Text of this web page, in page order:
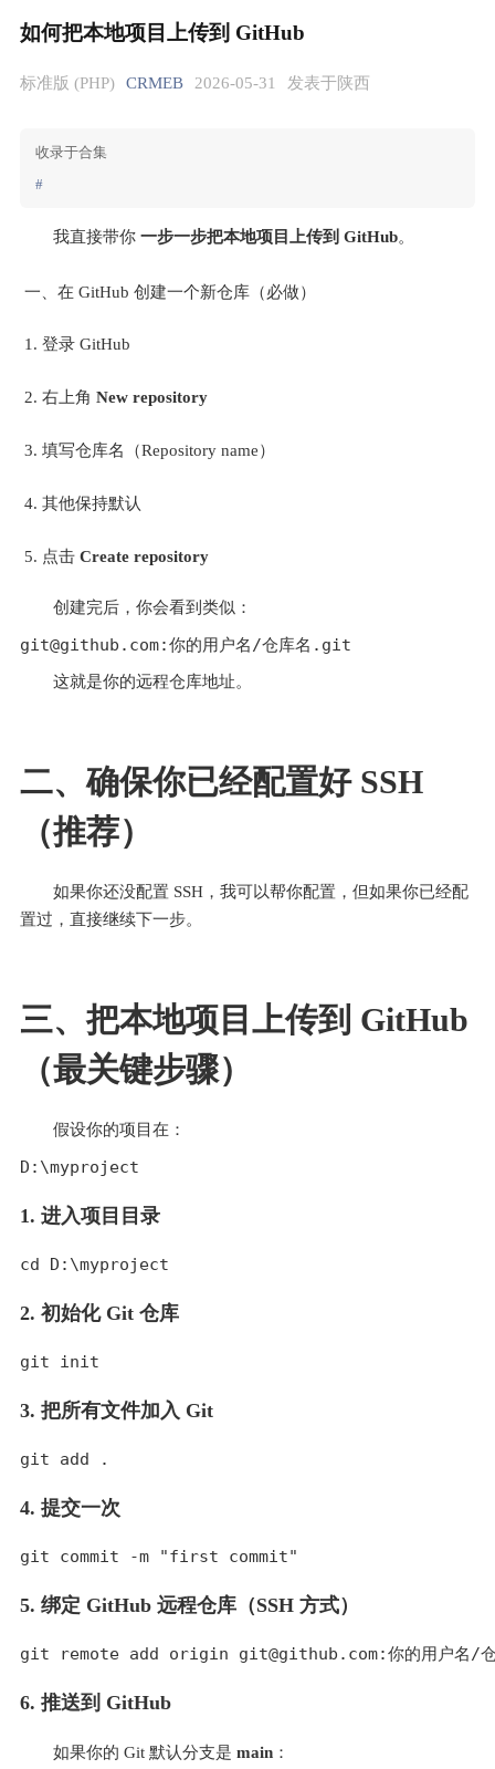
如何把本地项目上传到 GitHub
标准版 (PHP) CRMEB 2026-05-31 发表于陕西
收录于合集
#
我直接带你 一步一步把本地项目上传到 GitHub。
一、在 GitHub 创建一个新仓库（必做）
登录 GitHub
右上角 New repository
填写仓库名（Repository name）
其他保持默认
点击 Create repository
创建完后，你会看到类似：
这就是你的远程仓库地址。
二、确保你已经配置好 SSH
（推荐）
如果你还没配置 SSH，我可以帮你配置，但如果你已经配
置过，直接继续下一步。
三、把本地项目上传到 GitHub
（最关键步骤）
假设你的项目在：
1. 进入项目目录
2. 初始化 Git 仓库
3. 把所有文件加入 Git
4. 提交一次
5. 绑定 GitHub 远程仓库（SSH 方式）
6. 推送到 GitHub
如果你的 Git 默认分支是 main ：